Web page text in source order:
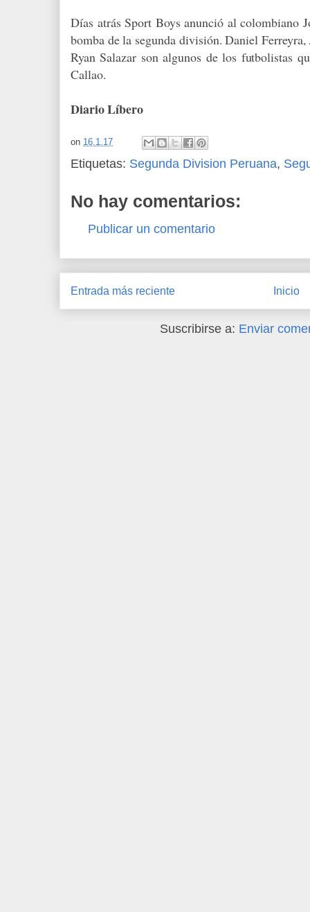
Días atrás Sport Boys anunció al colombiano
bomba de la segunda división. Daniel
Ryan Salazar son algunos de los futbolistas
Callao.
Diario Líbero
on 16.1.17
Etiquetas: Segunda Division Peruana,
No hay comentarios:
Publicar un comentario
Entrada más reciente Inicio
Suscribirse a: Enviar